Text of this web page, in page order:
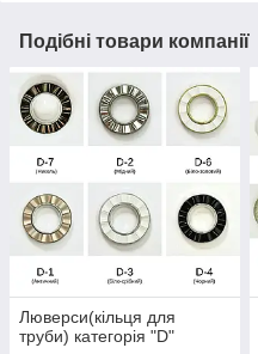
Подібні товари компанії
Люверси(кільця для
труби) категорія "D"